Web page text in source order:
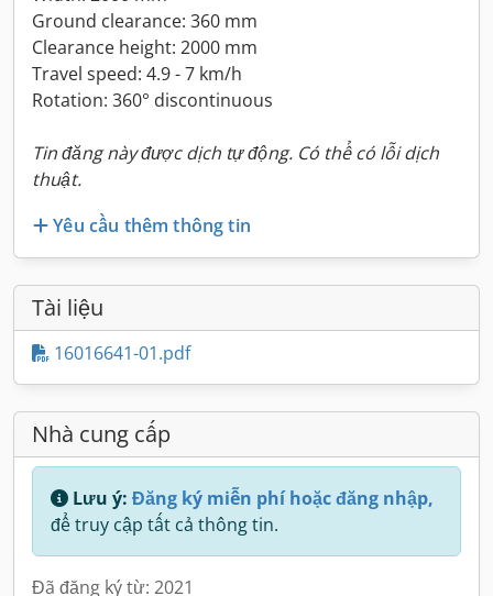
Ground clearance: 360 mm
Clearance height: 2000 mm
Travel speed: 4.9 - 7 km/h
Rotation: 360° discontinuous
Tin đăng này được dịch tự động. Có thể có lỗi dịch
thuật.
Yêu cầu thêm thông tin
Tài liệu
16016641-01.pdf
Nhà cung cấp
Lưu ý: Đăng ký miễn phí hoặc đăng nhập,
để truy cập tất cả thông tin.
Đã đăng ký từ: 2021